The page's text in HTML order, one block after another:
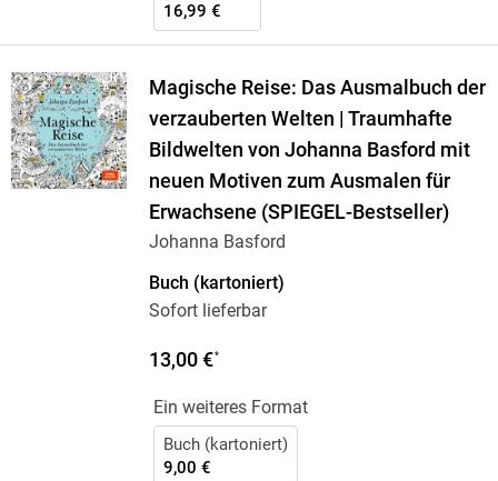
16,99 €
Magische Reise: Das Ausmalbuch der
verzauberten Welten | Traumhafte
Bildwelten von Johanna Basford mit
neuen Motiven zum Ausmalen für
Erwachsene (SPIEGEL-Bestseller)
Johanna Basford
Buch (kartoniert)
Sofort lieferbar
13,00 €*
Ein weiteres Format
Buch (kartoniert)
9,00 €